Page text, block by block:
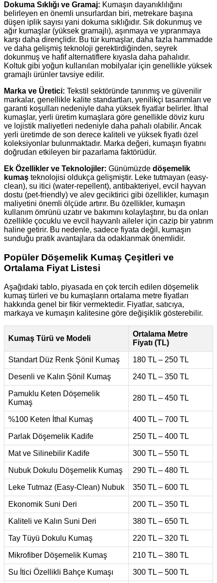
Dokuma Sıklığı ve Gramaj: Kumaşın dayanıklılığını
belirleyen en önemli unsurlardan biri, metrekare başına
düşen iplik sayısı yani dokuma sıklığıdır. Sık dokunmuş ve
ağır kumaşlar (yüksek gramajlı), aşınmaya ve yıpranmaya
karşı daha dirençlidir. Bu tür kumaşlar, daha fazla hammadde
ve daha gelişmiş teknoloji gerektirdiğinden, seyrek
dokunmuş ve hafif alternatiflere kıyasla daha pahalıdır.
Koltuk gibi yoğun kullanılan mobilyalar için genellikle yüksek
gramajlı ürünler tavsiye edilir.
Marka ve Üretici: Tekstil sektöründe tanınmış ve güvenilir
markalar, genellikle kalite standartları, yenilikçi tasarımları ve
garanti koşulları nedeniyle daha yüksek fiyatlar belirler. İthal
kumaşlar, yerli üretim kumaşlara göre genellikle döviz kuru
ve lojistik maliyetleri nedeniyle daha pahalı olabilir. Ancak
yerli üretimde de son derece kaliteli ve yüksek fiyatlı özel
koleksiyonlar bulunmaktadır. Marka değeri, kumaşın fiyatını
doğrudan etkileyen bir pazarlama faktörüdür.
Ek Özellikler ve Teknolojiler: Günümüzde döşemelik
kumaş teknolojisi oldukça gelişmiştir. Leke tutmayan (easy-
clean), su itici (water-repellent), antibakteriyel, evcil hayvan
dostu (pet-friendly) ve alev geciktirici gibi özellikler, kumaşın
maliyetini önemli ölçüde artırır. Bu özellikler, kumaşın
kullanım ömrünü uzatır ve bakımını kolaylaştırır, bu da onları
özellikle çocuklu ve evcil hayvanlı aileler için cazip bir yatırım
haline getirir. Bu nedenle, sadece fiyata değil, kumaşın
sunduğu pratik avantajlara da odaklanmak önemlidir.
Popüler Döşemelik Kumaş Çeşitleri ve
Ortalama Fiyat Listesi
Aşağıdaki tablo, piyasada en çok tercih edilen döşemelik
kumaş türleri ve bu kumaşların ortalama metre fiyatları
hakkında genel bir fikir vermektedir. Fiyatlar, satıcıya,
markaya ve kumaşın kalitesine göre değişiklik gösterebilir.
Kumaş Türü ve Modeli
Ortalama Metre
Fiyatı (TL)
Standart Düz Renk Şönil Kumaş 180 TL – 250 TL
Desenli ve Kalın Şönil Kumaş 240 TL – 350 TL
Pamuklu Keten Döşemelik
Kumaş
280 TL – 450 TL
%100 Keten İthal Kumaş 400 TL – 700 TL
Parlak Döşemelik Kadife 250 TL – 400 TL
Mat ve Silinebilir Kadife 300 TL – 550 TL
Nubuk Dokulu Döşemelik Kumaş 290 TL – 480 TL
Leke Tutmaz (Easy-Clean) Nubuk 350 TL – 600 TL
Ekonomik Suni Deri 200 TL – 350 TL
Kaliteli ve Kalın Suni Deri 380 TL – 650 TL
Tay Tüyü Dokulu Kumaş 220 TL – 320 TL
Mikrofiber Döşemelik Kumaş 210 TL – 380 TL
Su İtici Özellikli Bahçe Kumaşı 300 TL – 500 TL